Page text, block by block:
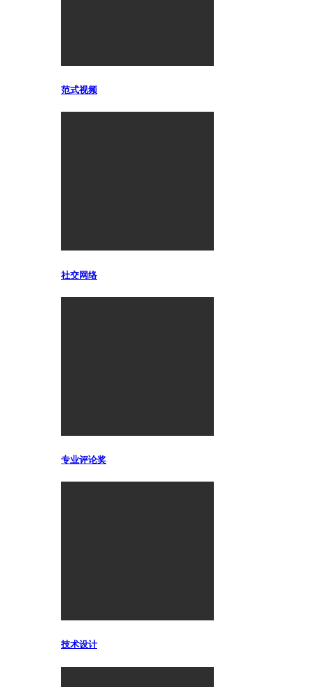
范式视频
社交网络
专业评论奖
技术设计